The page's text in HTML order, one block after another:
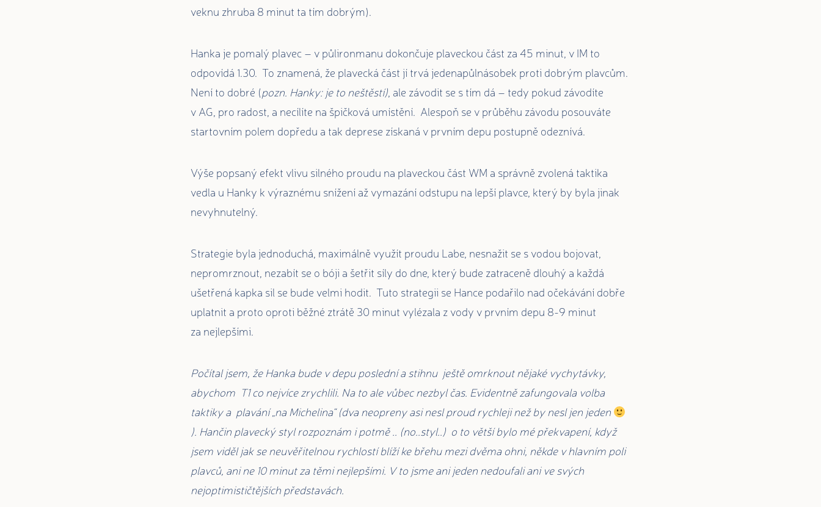
veknu zhruba 8 minut ta tím dobrým).
Hanka je pomalý plavec – v půlironmanu dokončuje plaveckou část za 45 minut, v IM to
odpovídá 1.30. To znamená, že plavecká část jí trvá jedenapůlnásobek proti dobrým plavcům.
Není to dobré (pozn. Hanky: je to neštěstí) , ale závodit se s tím dá – tedy pokud závodíte
v AG, pro radost, a necílíte na špičková umístění. Alespoň se v průběhu závodu posouváte
startovním polem dopředu a tak deprese získaná v prvním depu postupně odeznívá.
Výše popsaný efekt vlivu silného proudu na plaveckou část WM a správně zvolená taktika
vedla u Hanky k výraznému snížení až vymazání odstupu na lepší plavce, který by byla jinak
nevyhnutelný.
Strategie byla jednoduchá, maximálně využít proudu Labe, nesnažit se s vodou bojovat,
nepromrznout, nezabít se o bóji a šetřit síly do dne, který bude zatraceně dlouhý a každá
ušetřená kapka sil se bude velmi hodit. Tuto strategii se Hance podařilo nad očekávání dobře
uplatnit a proto oproti běžné ztrátě 30 minut vylézala z vody v prvním depu 8-9 minut
za nejlepšími.
Počítal jsem, že Hanka bude v depu poslední a stihnu ještě omrknout nějaké vychytávky,
abychom T1 co nejvíce zrychlili. Na to ale vůbec nezbyl čas. Evidentně zafungovala volba
taktiky a plavání „na Michelina“ (dva neopreny asi nesl proud rychleji než by nesl jen jeden
). Hančin plavecký styl rozpoznám i potmě .. (no..styl..) o to větší bylo mé překvapení, když
jsem viděl jak se neuvěřitelnou rychlostí blíží ke břehu mezi dvěma ohni, někde v hlavním poli
plavců, ani ne 10 minut za těmi nejlepšími. V to jsme ani jeden nedoufali ani ve svých
nejoptimističtějších představách.